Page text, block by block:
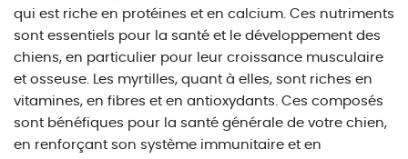
qui est riche en protéines et en calcium. Ces nutriments
sont essentiels pour la santé et le développement des
chiens, en particulier pour leur croissance musculaire
et osseuse. Les myrtilles, quant à elles, sont riches en
vitamines, en fibres et en antioxydants. Ces composés
sont bénéfiques pour la santé générale de votre chien,
en renforçant son système immunitaire et en